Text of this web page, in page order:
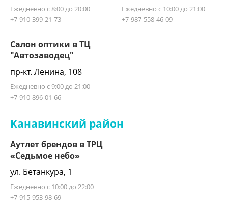
Ежедневно с 8:00 до 20:00
+7-910-399-21-73
Ежедневно с 10:00 до 21:00
+7-987-558-46-09
Салон оптики в ТЦ
"Автозаводец"
пр-кт. Ленина, 108
Ежедневно с 9:00 до 21:00
+7-910-896-01-66
Канавинский район
Аутлет брендов в ТРЦ
«Седьмое небо»
ул. Бетанкура, 1
Ежедневно с 10:00 до 22:00
+7-915-953-98-69